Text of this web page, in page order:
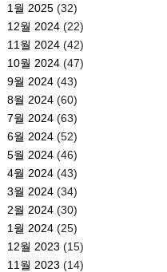
1월 2025(32)
12월 2024(22)
11월 2024(42)
10월 2024(47)
9월 2024(43)
8월 2024(60)
7월 2024(63)
6월 2024(52)
5월 2024(46)
4월 2024(43)
3월 2024(34)
2월 2024(30)
1월 2024(25)
12월 2023 (15)
11월 2023 (14)